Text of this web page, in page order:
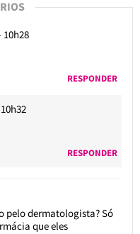
10h28
RESPONDER
RESPONDER
pelo dermatologista? Só
que eles